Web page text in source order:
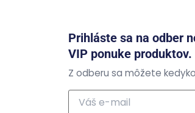
Prihláste sa na odber
VIP ponuke produktov.
Z odberu sa môžete